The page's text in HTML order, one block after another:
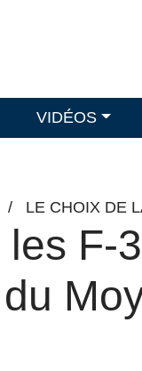
VIDÉOS
/ LE CHOIX DE
F-